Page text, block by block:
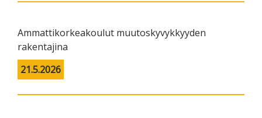
Ammattikorkeakoulut muutoskyvykkyyden
rakentajina
21.5.2026